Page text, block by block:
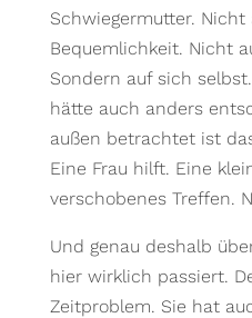
Schwiegermutter. Nicht
Bequemlichkeit. Nicht
Sondern auf sich
hätte auch anders
außen betrachtet ist
Eine Frau hilft. Eine
verschobenes Treffen.
Und genau deshalb
hier wirklich passiert.
Zeitproblem. Sie hat